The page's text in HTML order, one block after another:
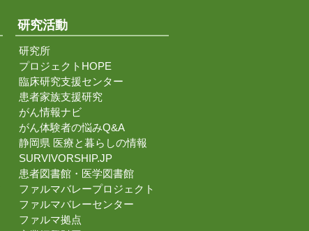
研究活動
研究所
プロジェクトHOPE
臨床研究支援センター
患者家族支援研究
がん情報ナビ
がん体験者の悩みQ&A
静岡県 医療と暮らしの情報
SURVIVORSHIP.JP
患者図書館・医学図書館
ファルマバレープロジェクト
ファルマバレーセンター
ファルマ拠点